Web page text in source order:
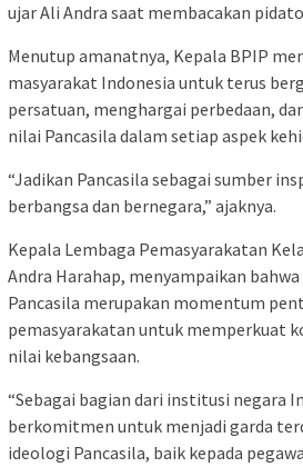
ujar Ali Andra saat membacakan
Menutup amanatnya, Kepala BPIP
masyarakat Indonesia untuk terus
persatuan, menghargai perbedaan,
nilai Pancasila dalam setiap aspek
“Jadikan Pancasila sebagai sumber
berbangsa dan bernegara,” ajaknya.
Kepala Lembaga Pemasyarakatan
Andra Harahap, menyampaikan
Pancasila merupakan momentum
pemasyarakatan untuk memperkuat
nilai kebangsaan.
“Sebagai bagian dari institusi negara
berkomitmen untuk menjadi garda
ideologi Pancasila, baik kepada